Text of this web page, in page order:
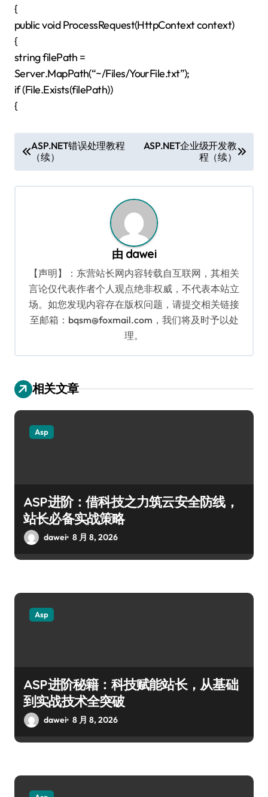
{
public void ProcessRequest(HttpContext context)
{
string filePath =
Server.MapPath(“~/Files/YourFile.txt”);
if (File.Exists(filePath))
{
章
导
ASP.NET错误处理教程
（续）
ASP.NET企业级开发教
程（续）
由 dawei
【声明】：东营站长网内容转载自互联网，其相关
言论仅代表作者个人观点绝非权威，不代表本站立
场。如您发现内容存在版权问题，请提交相关链接
至邮箱：bqsm@foxmail.com，我们将及时予以处
理。
相关文章
Asp
ASP进阶：借科技之力筑云安全防线，
站长必备实战策略
dawei 8 月 8, 2026
Asp
ASP进阶秘籍：科技赋能站长，从基础
到实战技术全突破
dawei 8 月 8, 2026